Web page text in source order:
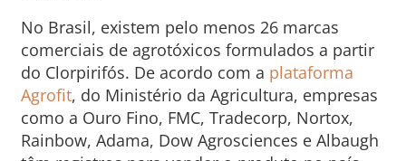
No Brasil, existem pelo menos 26 marcas
comerciais de agrotóxicos formulados a partir
do Clorpirifós. De acordo com a plataforma
Agrofit, do Ministério da Agricultura, empresas
como a Ouro Fino, FMC, Tradecorp, Nortox,
Rainbow, Adama, Dow Agrosciences e Albaugh